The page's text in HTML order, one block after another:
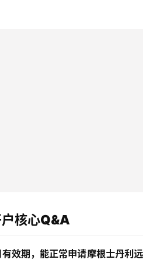
核心Q&A
效期，能正常申请摩根士丹利远